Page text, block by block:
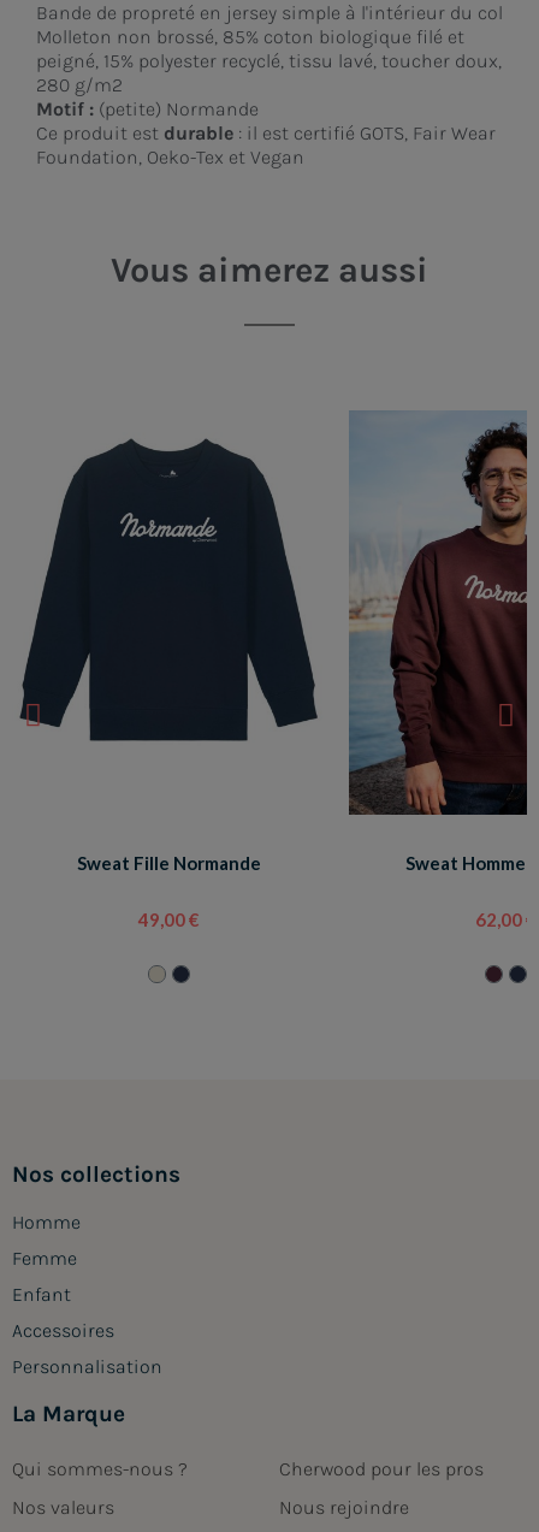
Bande de propreté en jersey simple à l'intérieur du col
Molleton non brossé, 85% coton biologique filé et
peigné, 15% polyester recyclé, tissu lavé, toucher doux,
280 g/m2
Motif : (petite) Normande
Ce produit est durable : il est certifié GOTS, Fair Wear
Foundation, Oeko-Tex et Vegan
Vous aimerez aussi
Sweat Fille Normande
49,00 €
Sweat Homme
62,00 €
Nos collections
Homme
Femme
Enfant
Accessoires
Personnalisation
La Marque
Qui sommes-nous ?
Nos valeurs
Cherwood pour les pros
Nous rejoindre